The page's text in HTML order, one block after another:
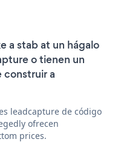
a stab at un hágalo
o tienen un
a
leadcapture de código
ofrecen
prices.